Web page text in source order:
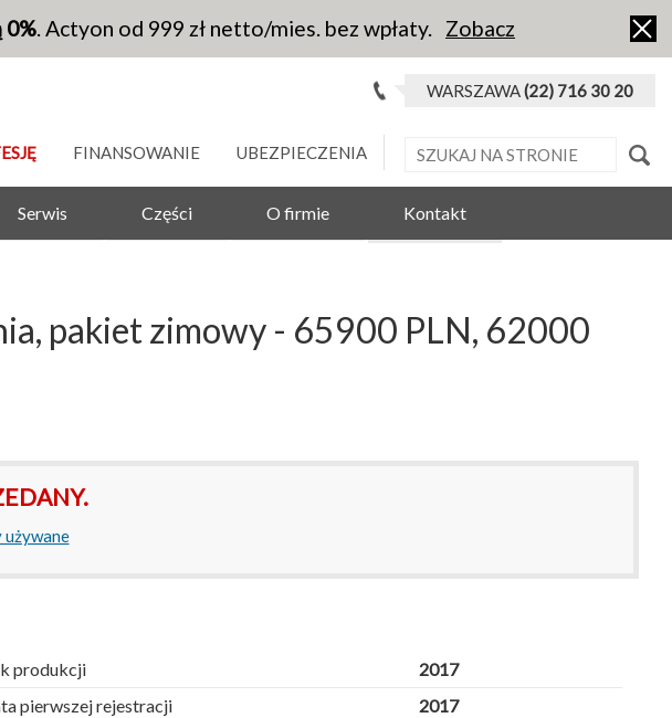
0%. Actyon od 999 zł netto/mies. bez wpłaty. Zobacz
WARSZAWA(22) 716 30 20
FINANSOWANIE UBEZPIECZENIA
Serwis Części O firmie Kontakt
pakiet zimowy - 65900 PLN, 62000
używane
produkcji
2017
pierwszej rejestracji
2017